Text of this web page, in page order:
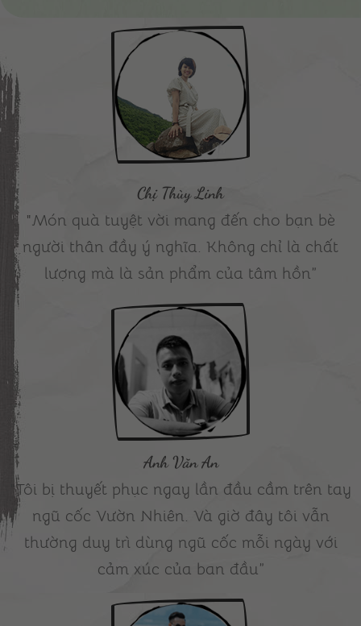
Chị Thùy Linh
"Món quà tuyệt vời mang đến cho bạn bè
người thân đầy ý nghĩa. Không chỉ là chất
lượng mà là sản phẩm của tâm hồn”
Anh Văn An
"Tôi bị thuyết phục ngay lần đầu cầm trên tay
ngũ cốc Vườn Nhiên. Và giờ đây tôi vẫn
thường duy trì dùng ngũ cốc mỗi ngày với
cảm xúc của ban đầu”